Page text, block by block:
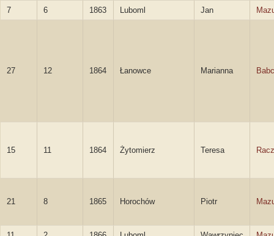
7 6 1863 Luboml Jan
27 12 1864 Łanowce Marianna
15 11 1864 Żytomierz Teresa
21 8 1865 Horochów Piotr